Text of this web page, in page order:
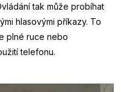
tak může probíhat
hlasovými příkazy. To
plné ruce nebo
telefonu.